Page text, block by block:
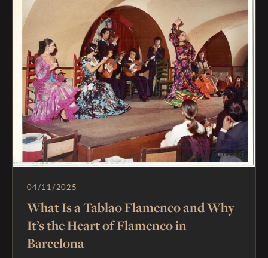
04/11/2025
What Is a Tablao Flamenco and Why
It’s the Heart of Flamenco in
Barcelona